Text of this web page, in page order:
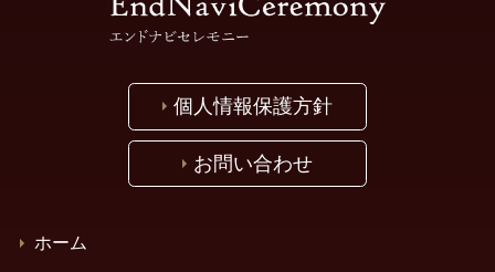
個人情報保護方針
お問い合わせ
ホーム